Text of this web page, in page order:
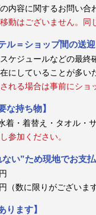
内容に関するお問い合
動はございません。同
ル＝ショップ間の送迎
ケジュールなどの最終
にしていることが多い
れる場合は事前にショ
な持ち物】
着・着替え・タオル・
参加ください。
い”ため現地でお支払
（数に限りがございま
ります】